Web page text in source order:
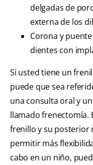
delgadas de
externa de los
Corona y
dientes con
Si usted tiene un
puede que sea
una consulta oral y
llamado frenectomía.
frenillo y su posterior
permitir más
cabo en un niño,